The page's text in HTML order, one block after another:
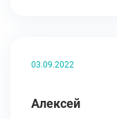
03.09.2022
Алексей